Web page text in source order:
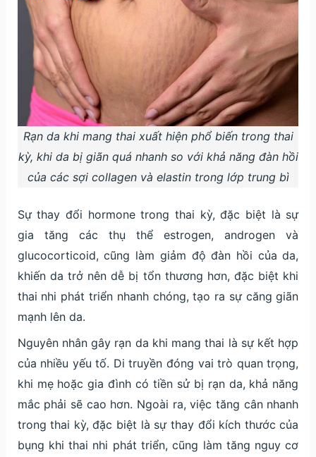
Rạn da khi mang thai xuất hiện phổ biến trong thai
kỳ, khi da bị giãn quá nhanh so với khả năng đàn hồi
của các sợi collagen và elastin trong lớp trung bì
Sự thay đổi hormone trong thai kỳ, đặc biệt là sự
gia tăng các thụ thể estrogen, androgen và
glucocorticoid, cũng làm giảm độ đàn hồi của da,
khiến da trở nên dễ bị tổn thương hơn, đặc biệt khi
thai nhi phát triển nhanh chóng, tạo ra sự căng giãn
mạnh lên da.
Nguyên nhân gây rạn da khi mang thai là sự kết hợp
của nhiều yếu tố. Di truyền đóng vai trò quan trọng,
khi mẹ hoặc gia đình có tiền sử bị rạn da, khả năng
mắc phải sẽ cao hơn. Ngoài ra, việc tăng cân nhanh
trong thai kỳ, đặc biệt là sự thay đổi kích thước của
bụng khi thai nhi phát triển, cũng làm tăng nguy cơ